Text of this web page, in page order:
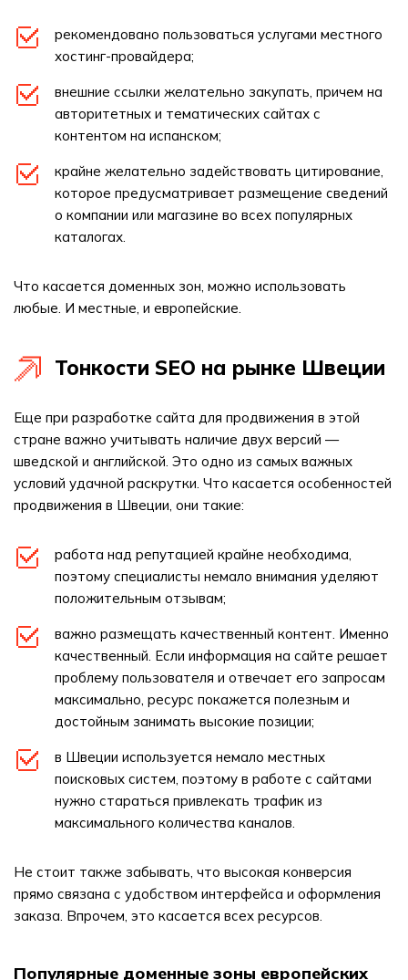
рекомендовано пользоваться услугами местного
хостинг-провайдера;
внешние ссылки желательно закупать, причем на
авторитетных и тематических сайтах с
контентом на испанском;
крайне желательно задействовать цитирование,
которое предусматривает размещение сведений
о компании или магазине во всех популярных
каталогах.
Что касается доменных зон, можно использовать
любые. И местные, и европейские.
Тонкости SEO на рынке Швеции
Еще при разработке сайта для продвижения в этой
стране важно учитывать наличие двух версий —
шведской и английской. Это одно из самых важных
условий удачной раскрутки. Что касается особенностей
продвижения в Швеции, они такие:
работа над репутацией крайне необходима,
поэтому специалисты немало внимания уделяют
положительным отзывам;
важно размещать качественный контент. Именно
качественный. Если информация на сайте решает
проблему пользователя и отвечает его запросам
максимально, ресурс покажется полезным и
достойным занимать высокие позиции;
в Швеции используется немало местных
поисковых систем, поэтому в работе с сайтами
нужно стараться привлекать трафик из
максимального количества каналов.
Не стоит также забывать, что высокая конверсия
прямо связана с удобством интерфейса и оформления
заказа. Впрочем, это касается всех ресурсов.
Популярные доменные зоны европейских